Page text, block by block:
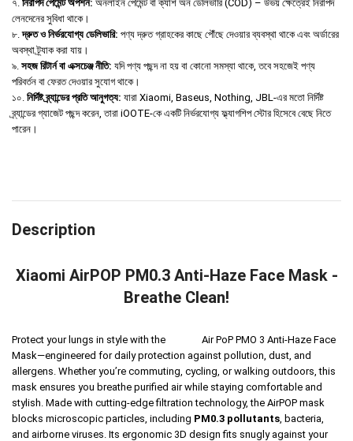
৭. নিরাপদ পেমেন্ট অপশন: অনলাইন পেমেন্ট বা ক্যাশ অন ডেলিভারি (COD) – উভয় ক্ষেত্রেই নিরাপদ
লেনদেনের সুবিধা থাকে।
৮.দ্রুত ও নির্ভরযোগ্য ডেলিভারি: পণ্য দ্রুত গ্রাহকের কাছে পৌঁছে দেওয়ার ব্যবস্থা থাকে এবং অর্ডারের
অবস্থা ট্র্যাক করা যায়।
৯. সহজ রিটার্ন বা এক্সচেঞ্জ নীতি: যদি পণ্য পছন্দ না হয় বা কোনো সমস্যা থাকে, তবে সহজেই পণ্য
পরিবর্তন বা ফেরত দেওয়ার সুযোগ থাকে।
১০. নির্দিষ্ট ব্র্যান্ডের প্রতি আনুগত্য: যারা Xiaomi, Baseus, Nothing, JBL-এর মতো নির্দিষ্ট
ব্র্যান্ডের গ্যাজেট পছন্দ করেন, তারা iOOTE-কে একটি নির্ভরযোগ্য ফ্ল্যাগশিপ স্টোর হিসেবে বেছে নিতে
পারেন।
Description
Xiaomi AirPOP PM0.3 Anti-Haze Face Mask -
Breathe Clean!
Protect your lungs in style with the
Air PoP PMO 3 Anti-Haze Face
Mask—engineered for daily protection against pollution, dust, and
allergens. Whether you’re commuting, cycling, or walking outdoors, this
mask ensures you breathe purified air while staying comfortable and
stylish. Made with cutting-edge filtration technology, the AirPOP mask
blocks microscopic particles, including PM0.3 pollutants, bacteria,
and airborne viruses. Its ergonomic 3D design fits snugly against your